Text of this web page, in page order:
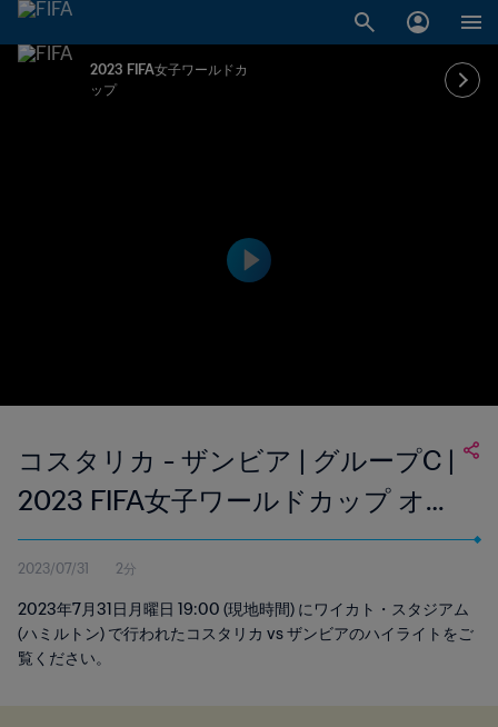
2023 FIFA女子ワールドカ
ップ
コスタリカ - ザンビア | グループC |
2023 FIFA女子ワールドカップ オー
ストラリア/ニュージーランド | ハイ
ライト
2023/07/31 2分
2023年7月31日月曜日 19:00 (現地時間) にワイカト・スタジアム
(ハミルトン) で行われたコスタリカ vs ザンビアのハイライトをご
覧ください。